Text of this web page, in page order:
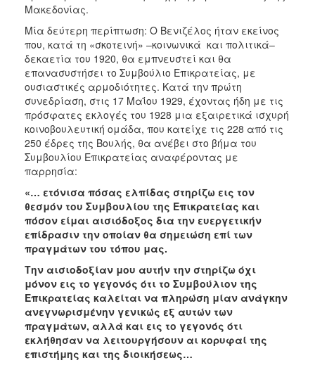
Μακεδονίας.
Μία δεύτερη περίπτωση: Ο Βενιζέλος ήταν εκείνος
που, κατά τη «σκοτεινή» –κοινωνικά και πολιτικά–
δεκαετία του 1920, θα εμπνευστεί και θα
επανασυστήσει το Συμβούλιο Επικρατείας, με
ουσιαστικές αρμοδιότητες. Κατά την πρώτη
συνεδρίαση, στις 17 Μαΐου 1929, έχοντας ήδη με τις
πρόσφατες εκλογές του 1928 μια εξαιρετικά ισχυρή
κοινοβουλευτική ομάδα, που κατείχε τις 228 από τις
250 έδρες της Βουλής, θα ανέβει στο βήμα του
Συμβουλίου Επικρατείας αναφέροντας με
παρρησία:
«… ετόνισα πόσας ελπίδας στηρίζω εις τον
θεσμόν του Συμβουλίου της Επικρατείας και
πόσον είμαι αισιόδοξος δια την ευεργετικήν
επίδρασιν την οποίαν θα σημειώση επί των
πραγμάτων του τόπου μας.
Την αισιοδοξίαν μου αυτήν την στηρίζω όχι
μόνον εις το γεγονός ότι το Συμβούλιον της
Επικρατείας καλείται να πληρώση μίαν ανάγκην
ανεγνωρισμένην γενικώς εξ αυτών των
πραγμάτων, αλλά και εις το γεγονός ότι
εκλήθησαν να λειτουργήσουν αι κορυφαί της
επιστήμης και της διοικήσεως…